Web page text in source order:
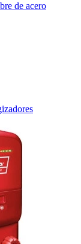
de acero